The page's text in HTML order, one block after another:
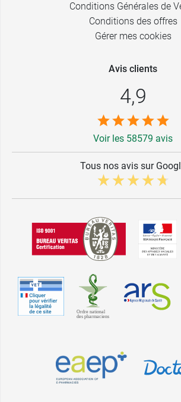
Conditions Générales de
Conditions des offres
Gérer mes cookies
Avis clients
4,9
Voir les 58579 avis
Tous nos avis sur